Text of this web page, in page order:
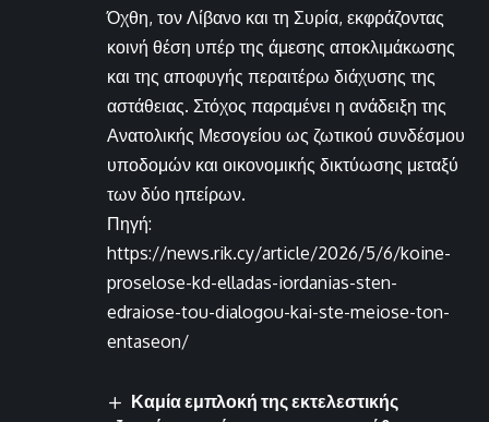
Όχθη, τον Λίβανο και τη Συρία, εκφράζοντας
κοινή θέση υπέρ της άμεσης αποκλιμάκωσης
και της αποφυγής περαιτέρω διάχυσης της
αστάθειας. Στόχος παραμένει η ανάδειξη της
Ανατολικής Μεσογείου ως ζωτικού συνδέσμου
υποδομών και οικονομικής δικτύωσης μεταξύ
των δύο ηπείρων.
Πηγή:
https://news.rik.cy/article/2026/5/6/koine-
proselose-kd-elladas-iordanias-sten-
edraiose-tou-dialogou-kai-ste-meiose-ton-
entaseon/
Καμία εμπλοκή της εκτελεστικής